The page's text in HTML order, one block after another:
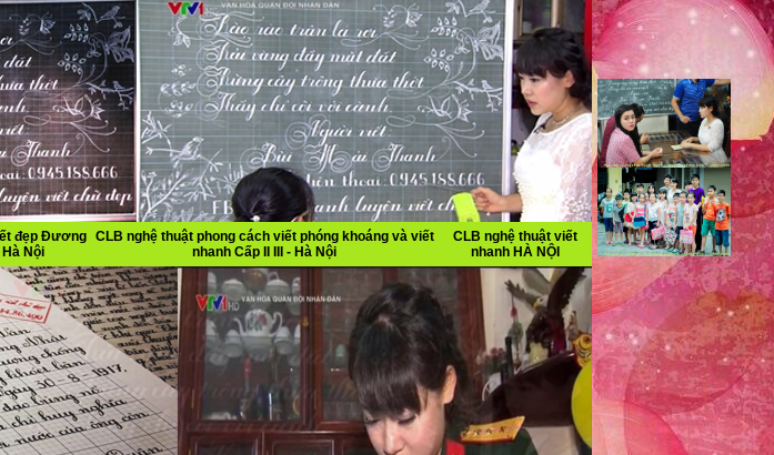
đẹp Đương
Nội
CLB nghệ thuật phong cách viết phóng khoáng và viết
nhanh Cấp II III - Hà Nội
CLB nghệ thuật viết
nhanh HÀ NỘI